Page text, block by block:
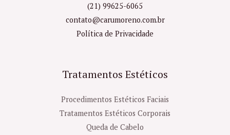
(21) 99625-6065
contato@carumoreno.com.br
Política de Privacidade
Tratamentos Estéticos
Procedimentos Estéticos Faciais
Tratamentos Estéticos Corporais
Queda de Cabelo